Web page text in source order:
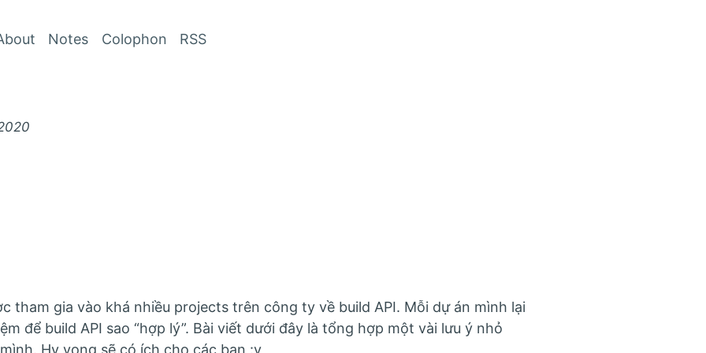
Notes Colophon RSS
tham gia vào khá nhiều projects trên công ty về build API. Mỗi dự án mình lại
để build API sao “hợp lý”. Bài viết dưới đây là tổng hợp một vài lưu ý nhỏ